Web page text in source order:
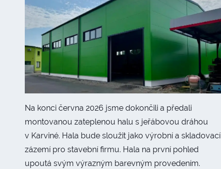
Na konci června 2026 jsme dokončili a předali
montovanou zateplenou halu s jeřábovou dráhou
v Karviné. Hala bude sloužit jako výrobní a skladovací
zázemí pro stavební firmu. Hala na první pohled
upoutá svým výrazným barevným provedením.